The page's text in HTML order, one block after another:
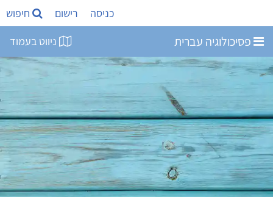
כניסה רישום חיפוש
פסיכולוגיה עברית ניווט בעמוד